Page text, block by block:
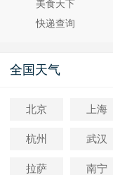
美食天下
快递查询
全国天气
北京 上海
杭州 武汉
拉萨 南宁